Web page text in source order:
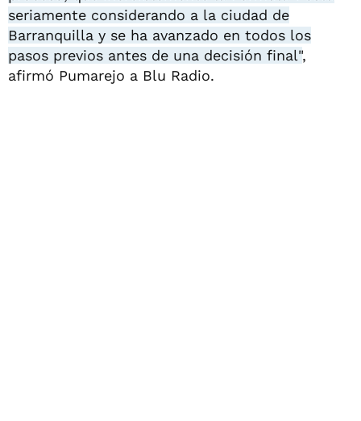
seriamente considerando a la ciudad de
Barranquilla y se ha avanzado en todos los
pasos previos antes de una decisión final",
afirmó Pumarejo a Blu Radio.